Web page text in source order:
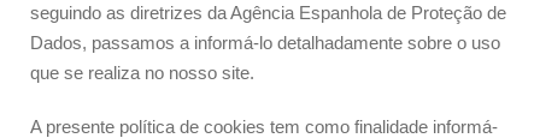
seguindo as diretrizes da Agência Espanhola de Proteção de
Dados, passamos a informá-lo detalhadamente sobre o uso
que se realiza no nosso site.
A presente política de cookies tem como finalidade informá-